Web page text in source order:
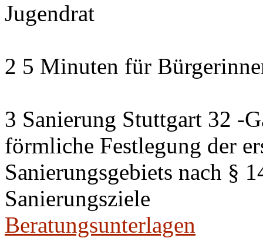
Jugendrat
2 5 Minuten für
3 Sanierung Stuttgart 32 -
förmliche Festlegung der
Sanierungsgebiets nach §
Sanierungsziele
Beratungsunterlagen